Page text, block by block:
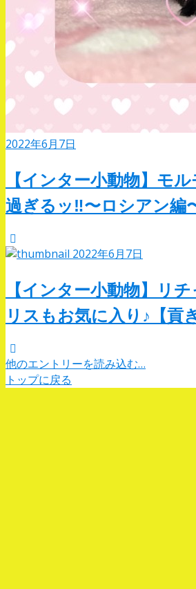
2022年6月7日
【インター小動物】モ
過ぎるッ‼︎〜ロシアン編
2022年6月7日
【インター小動物】リ
リスもお気に入り♪【貢
他のエントリーを読み込む…
トップに戻る